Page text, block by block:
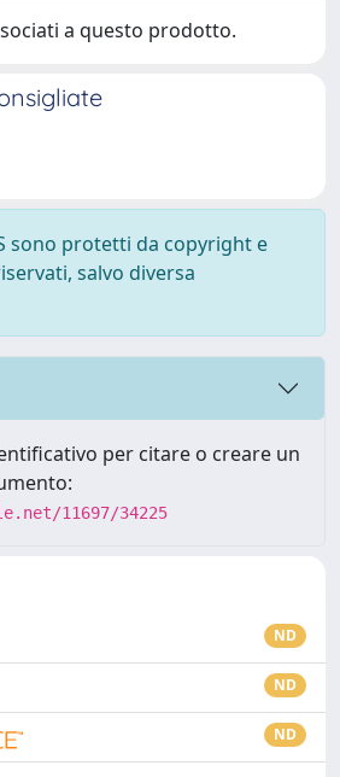
a questo prodotto.
sono protetti da copyright e
salvo diversa
per citare o creare un
11697/34225
ND
ND
ND